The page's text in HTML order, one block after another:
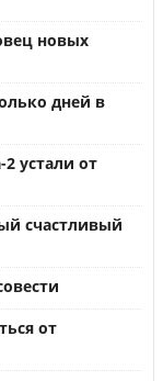
новых
дней в
устали от
счастливый
от